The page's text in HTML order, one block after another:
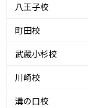
八王子校
町田校
武蔵小杉校
川崎校
溝の口校